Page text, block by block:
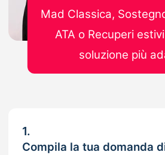
1.
Compila la tua domanda
Mad Classica,
ATA o Recuperi
soluzione più